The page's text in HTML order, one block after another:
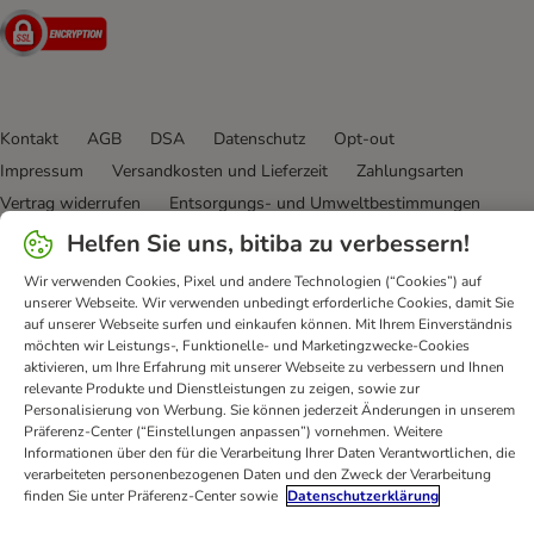
Security
Kontakt AGB DSA Datenschutz
Opt-out
Impressum
Versandkosten und Lieferzeit
Zahlungsarten
Vertrag widerrufen
Entsorgungs- und Umweltbestimmungen
Erklärung zur Barrierefreiheit
bitiba GmbH2026
Helfen Sie uns, bitiba zu verbessern!
Wir verwenden Cookies, Pixel und andere Technologien (“Cookies”) auf
unserer Webseite. Wir verwenden unbedingt erforderliche Cookies, damit Sie
auf unserer Webseite surfen und einkaufen können. Mit Ihrem Einverständnis
möchten wir Leistungs-, Funktionelle- und Marketingzwecke-Cookies
aktivieren, um Ihre Erfahrung mit unserer Webseite zu verbessern und Ihnen
relevante Produkte und Dienstleistungen zu zeigen, sowie zur
Personalisierung von Werbung. Sie können jederzeit Änderungen in unserem
Präferenz-Center (“Einstellungen anpassen”) vornehmen. Weitere
Informationen über den für die Verarbeitung Ihrer Daten Verantwortlichen, die
verarbeiteten personenbezogenen Daten und den Zweck der Verarbeitung
finden Sie unter Präferenz-Center sowie Datenschutzerklärung